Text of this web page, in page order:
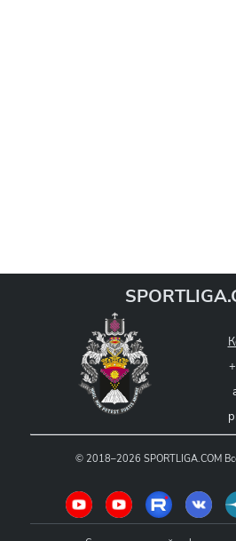
© 2018–2026 SPORTLIGA.COM